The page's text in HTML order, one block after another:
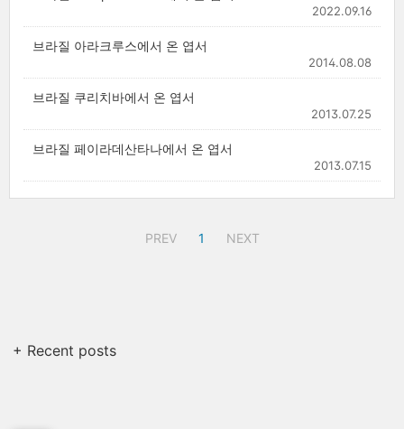
2022.09.16
브라질 아라크루스에서 온 엽서
2014.08.08
브라질 쿠리치바에서 온 엽서
2013.07.25
브라질 페이라데산타나에서 온 엽서
2013.07.15
PREV 1 NEXT
+ Recent posts